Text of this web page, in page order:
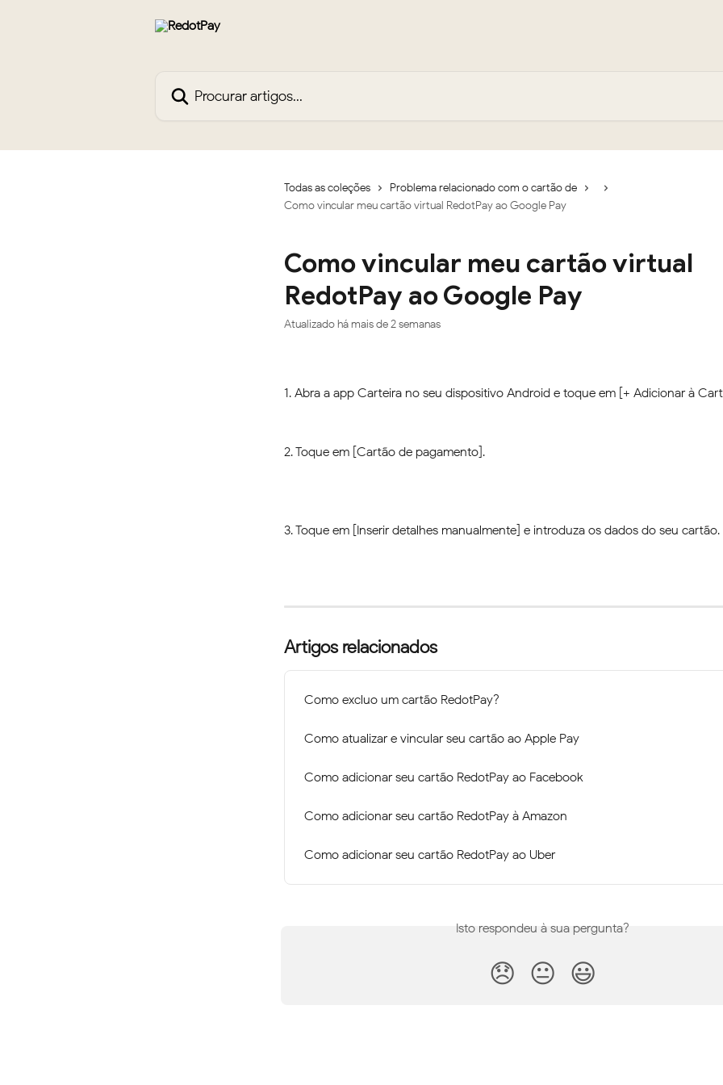
Todas as coleções
Problema relacionado com o cartão de
Como vincular meu cartão virtual RedotPay ao Google Pay
Como vincular meu cartão virtual
RedotPay ao Google Pay
Atualizado há mais de 2 semanas
1. Abra a app Carteira no seu dispositivo Android e toque em [+ Adicionar à
2. Toque em [Cartão de pagamento].
3. Toque em [Inserir detalhes manualmente] e introduza os dados do seu cartão.
Artigos relacionados
Como excluo um cartão RedotPay?
Como atualizar e vincular seu cartão ao Apple Pay
Como adicionar seu cartão RedotPay ao Facebook
Como adicionar seu cartão RedotPay à Amazon
Como adicionar seu cartão RedotPay ao Uber
Isto respondeu à sua pergunta?
😞 😐 😃